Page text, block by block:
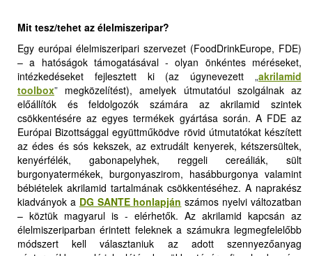
Mit tesz/tehet az élelmiszeripar?
Egy európai élelmiszeripari szervezet (FoodDrinkEurope, FDE)
– a hatóságok támogatásával - olyan önkéntes méréseket,
intézkedéseket fejlesztett ki (az úgynevezett „akrilamid
toolbox” megközelítést), amelyek útmutatóul szolgálnak az
előállítók és feldolgozók számára az akrilamid szintek
csökkentésére az egyes termékek gyártása során. A FDE az
Európai Bizottsággal együttműködve rövid útmutatókat készített
az édes és sós kekszek, az extrudált kenyerek, kétszersültek,
kenyérfélék, gabonapelyhek, reggeli cereáliák, sült
burgonyatermékek, burgonyaszirom, hasábburgonya valamint
bébiételek akrilamid tartalmának csökkentéséhez. A naprakész
kiadványok a DG SANTE honlapján számos nyelvi változatban
– köztük magyarul is - elérhetők. Az akrilamid kapcsán az
élelmiszeriparban érintett feleknek a számukra legmegfelelőbb
módszert kell választaniuk az adott szennyezőanyag